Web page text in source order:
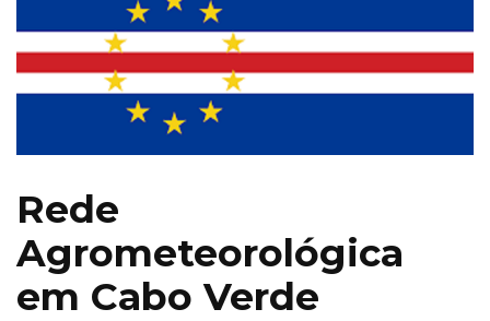
Rede
Agrometeorológica
em Cabo Verde